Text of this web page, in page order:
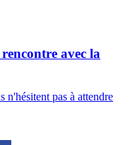
avec la
n'hésitent pas à attendre